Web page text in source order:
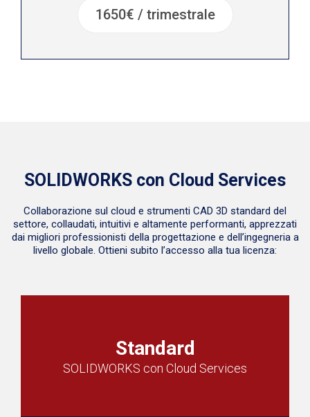
1650€ / trimestrale
SOLIDWORKS con Cloud Services
Collaborazione sul cloud e strumenti CAD 3D standard del
settore, collaudati, intuitivi e altamente performanti, apprezzati
dai migliori professionisti della progettazione e dell’ingegneria a
livello globale. Ottieni subito l’accesso alla tua licenza:
Standard
SOLIDWORKS con Cloud Services